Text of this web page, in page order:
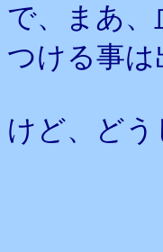
で、まあ
つける事は
けど、ど